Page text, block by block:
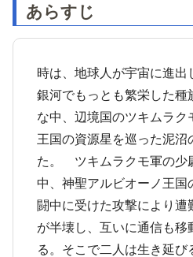
あらすじ
時は、地球人が宇宙に進
銀河でもっとも繁栄した種
な中、辺境国のツキムラク
王国の資源星を巡った泥沼
た。 ツキムラクモ軍の少
中、神聖アルビオーノ王国
闘中に受けた攻撃により遭
が半壊し、互いに通信も移
る。そこで二人は生き延び